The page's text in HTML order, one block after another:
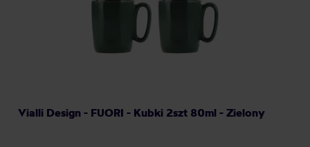
Vialli Design - FUORI - Kubki 2szt 80ml - Zielony